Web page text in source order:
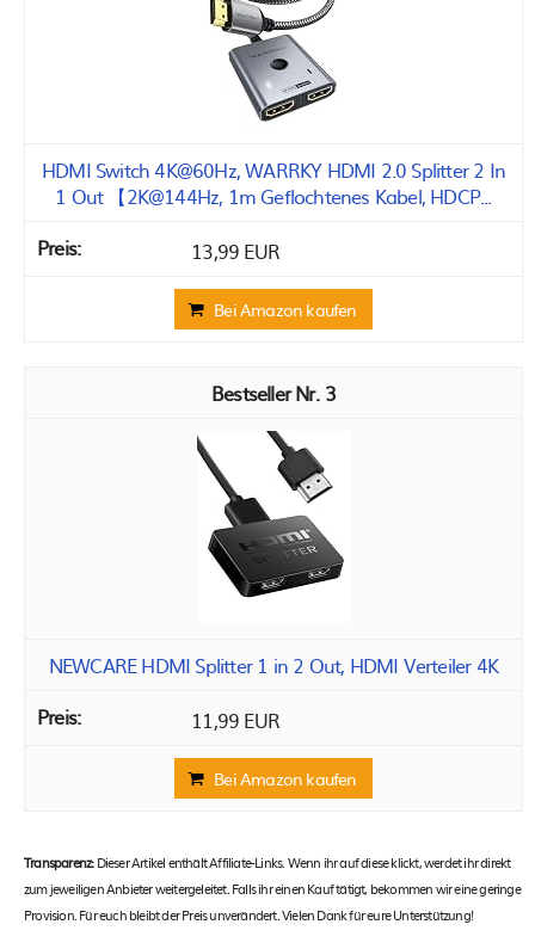
HDMI Switch 4K@60Hz, WARRKY HDMI 2.0 Splitter 2 In
1 Out 【2K@144Hz, 1m Geflochtenes Kabel, HDCP...
13,99 EUR
Bei Amazon kaufen
3
NEWCARE HDMI Splitter 1 in 2 Out, HDMI Verteiler 4K
11,99 EUR
Bei Amazon kaufen
Transparenz:Dieser Artikel enthält Affiliate-Links. Wenn ihr auf diese klickt, werdet ihr direkt
zum jeweiligen Anbieter weitergeleitet. Falls ihr einen Kauf tätigt, bekommen wir eine geringe
Provision. Für euch bleibt der Preis unverändert. Vielen Dank für eure Unterstützung!